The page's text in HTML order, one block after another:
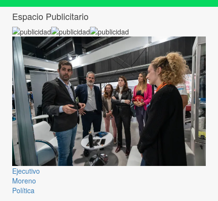
Espacio Publicitario
Ejecutivo
Moreno
Política